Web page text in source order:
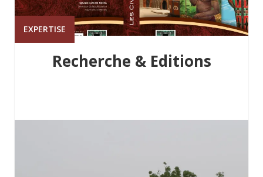
EXPERTISE
Recherche & Editions